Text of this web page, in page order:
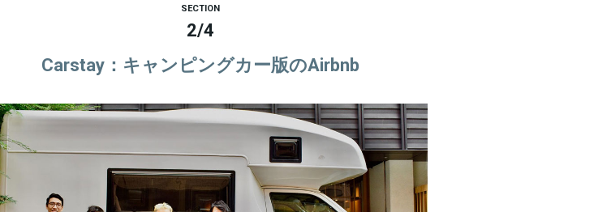
SECTION
2/4
Carstay：キャンピングカー版のAirbnb